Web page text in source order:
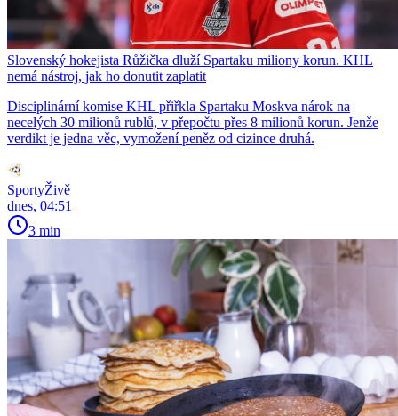
Slovenský hokejista Růžička dluží Spartaku miliony korun. KHL
nemá nástroj, jak ho donutit zaplatit
Disciplinární komise KHL přiřkla Spartaku Moskva nárok na
necelých 30 milionů rublů, v přepočtu přes 8 milionů korun. Jenže
verdikt je jedna věc, vymožení peněz od cizince druhá.
SportyŽivě
dnes, 04:51
3 min